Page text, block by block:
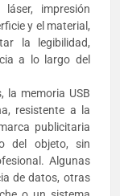
impresión
y el material,
la legibilidad,
a lo largo del
la memoria USB
resistente a la
publicitaria
del objeto, sin
Algunas
de datos, otras